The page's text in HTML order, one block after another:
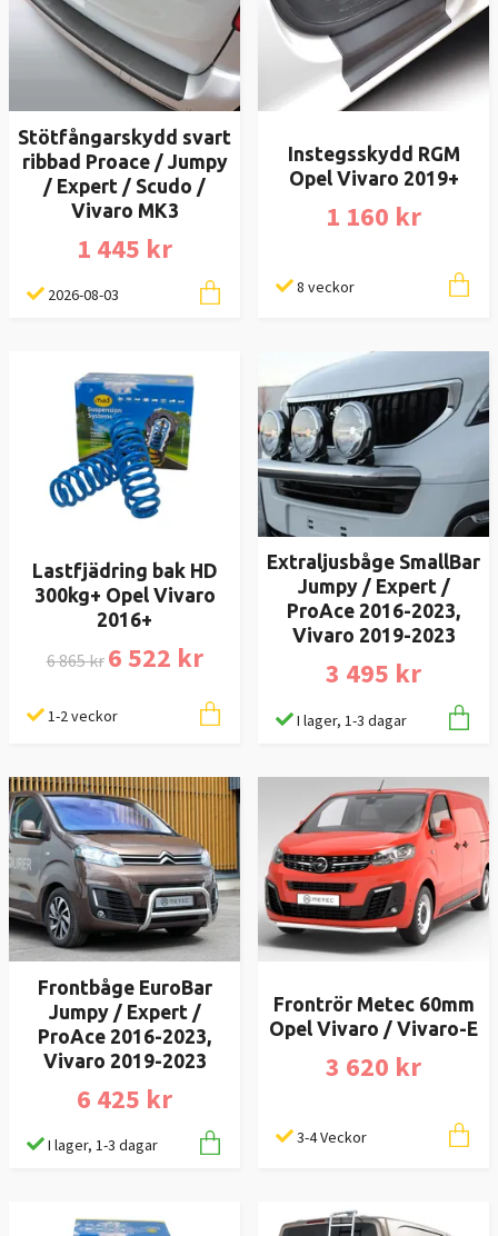
Stötfångarskydd svart
ribbad Proace / Jumpy
/ Expert / Scudo /
Vivaro MK3
1 445 kr
2026-08-03
Instegsskydd RGM
Opel Vivaro 2019+
1 160 kr
8 veckor
Lastfjädring bak HD
300kg+ Opel Vivaro
2016+
6 865 kr 6 522 kr
1-2 veckor
Extraljusbåge SmallBar
Jumpy / Expert /
ProAce 2016-2023,
Vivaro 2019-2023
3 495 kr
I lager, 1-3 dagar
Frontbåge EuroBar
Jumpy / Expert /
ProAce 2016-2023,
Vivaro 2019-2023
6 425 kr
I lager, 1-3 dagar
Frontrör Metec 60mm
Opel Vivaro / Vivaro-E
3 620 kr
3-4 Veckor